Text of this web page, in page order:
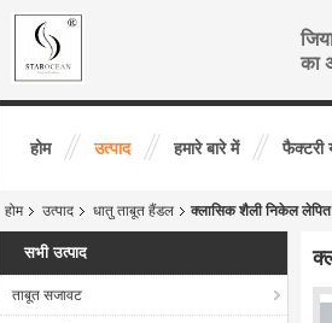
का
होम उत्पाद हमारे बारे में फैक्टरी
होम उत्पाद धातु ताबूत हैंडल क्लासिक शैली निकेल
सभी उत्पाद
ताबूत सजावट